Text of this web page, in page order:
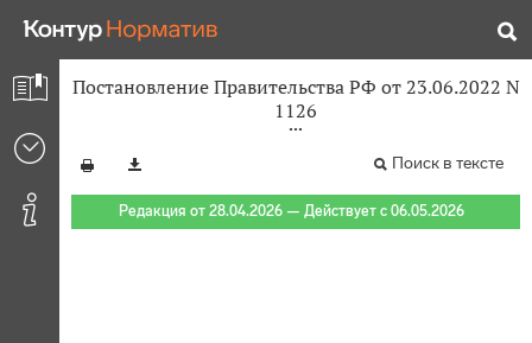
Постановление Правительства РФ от 23.06.2022 N
1126
Поиск в тексте
Редакция от 28.04.2026 — Действует с 06.05.2026